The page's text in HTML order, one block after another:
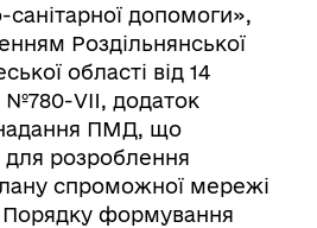
допомоги»,
Роздільнянської
області від 14
№780-VII, додаток
надання ПМД, що
для розроблення
спроможної мережі
формування